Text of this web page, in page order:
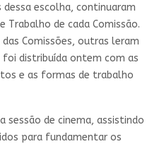
escolha, continuaram
Trabalho de cada Comissão.
Comissões, outras leram
distribuída ontem com as
e as formas de trabalho
sessão de cinema, assistindo
para fundamentar os